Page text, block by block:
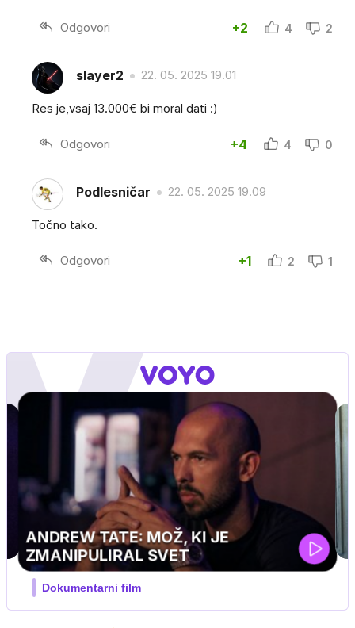
Odgovori +2 4 2
slayer2 22. 05. 2025 19.01
Res je,vsaj 13.000€ bi moral dati :)
Odgovori +4 4 0
Podlesničar 22. 05. 2025 19.09
Točno tako.
Odgovori +1 2 1
MOJ PRIJATELJ PINGVIN
Film meseca / družinski, pustolovski